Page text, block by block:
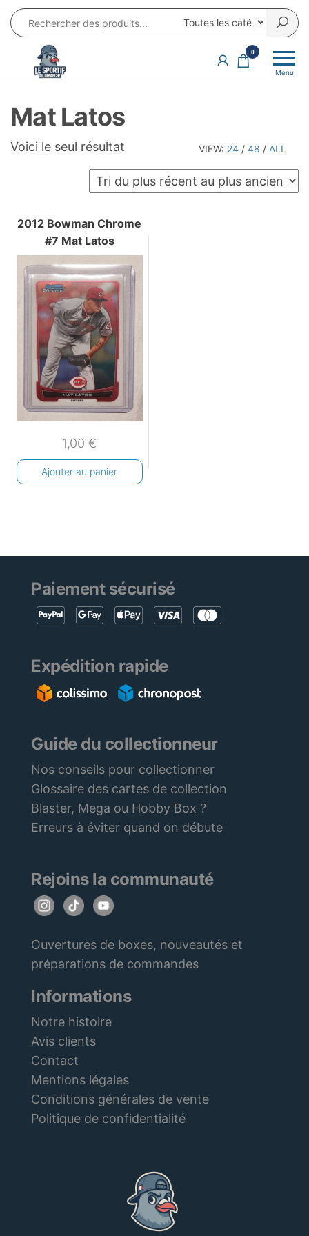
Aller
au
contenu
DU
produits
autour
du
sport et
pop
culture
Menu
0
Mat Latos
VIEW: 24 / 48 / ALL
Voici le seul résultat
2012 Bowman Chrome
#7 Mat Latos
1,00€
Ajouter au panier
Paiement sécurisé
Expédition rapide
Guide du collectionneur
Nos conseils pour collectionner
Glossaire des cartes de collection
Blaster, Mega ou Hobby Box ?
Erreurs à éviter quand on débute
Rejoins la communauté
Ouvertures de boxes, nouveautés et
préparations de commandes
Informations
Notre histoire
Avis clients
Contact
Mentions légales
Conditions générales de vente
Politique de confidentialité